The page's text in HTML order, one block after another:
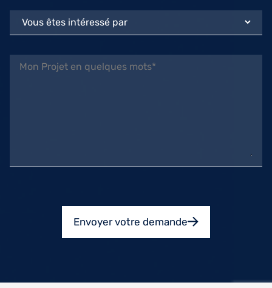
Envoyer votre demande